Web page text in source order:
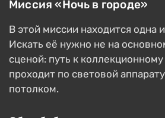
Миссия «Ночь в городе»
В этой миссии находится одна
Искать её нужно не на
сценой: путь к
проходит по световой
потолком.